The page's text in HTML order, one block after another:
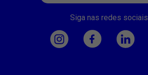
Siga nas redes sociais